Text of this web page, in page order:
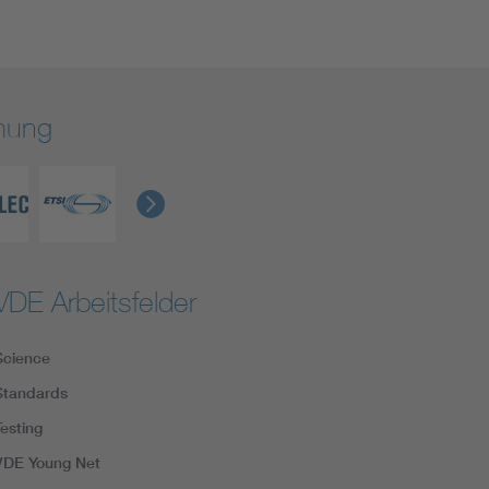
Arbeitsfelder
Young Net